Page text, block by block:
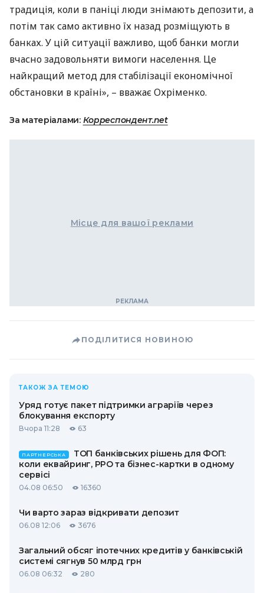
традиція, коли в паніці люди знімають депозити, а
потім так само активно їх назад розміщують в
банках. У цій ситуації важливо, щоб банки могли
вчасно задовольняти вимоги населення. Це
найкращий метод для стабілізації економічної
обстановки в країні», – вважає Охріменко.
За матеріалами: Корреспондент.net
Місце для вашої реклами
ПОДІЛИТИСЯ НОВИНОЮ
ТАКОЖ ЗА ТЕМОЮ
Уряд готує пакет підтримки аграріїв через
блокування експорту
Вчора 11:28 63
ПАРТНЕРСЬКА
ТОП банківських рішень для ФОП:
коли еквайринг, РРО та бізнес-картки в одному
сервісі
04.08 06:50 16360
Чи варто зараз відкривати депозит
06.08 12:06 3676
Загальний обсяг іпотечних кредитів у банківській
системі сягнув 50 млрд грн
06.08 06:32 280